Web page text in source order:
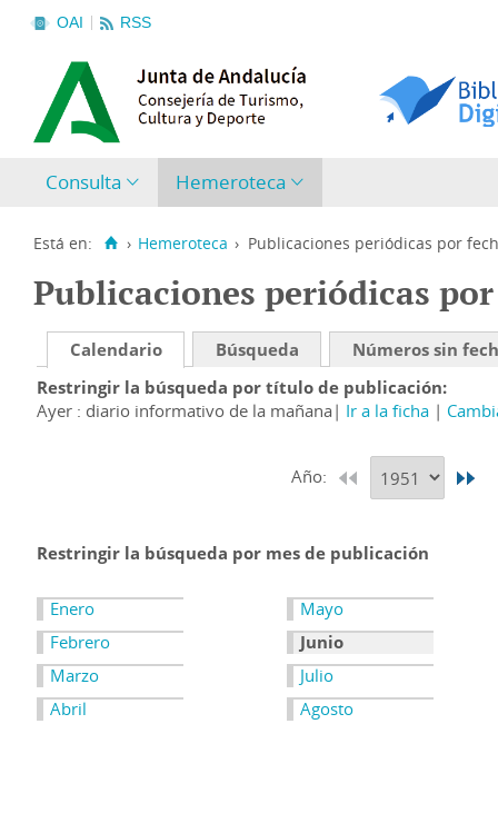
OAI RSS
Consulta Hemeroteca
Está en: › Hemeroteca › Publicaciones periódicas por
Publicaciones periódicas
Calendario Búsqueda
Números sin
Restringir la búsqueda por título de publicación
Ayer : diario informativo de la mañana
Ir a la ficha
Año:
Restringir la búsqueda por mes de publicación
Enero
Febrero
Marzo
Abril
Mayo
Junio
Julio
Agosto